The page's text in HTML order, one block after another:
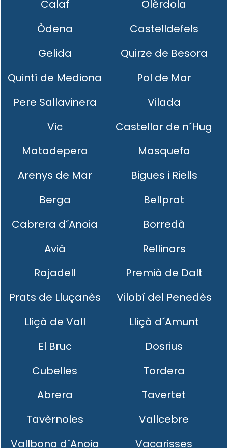
Calaf
Olèrdola
Òdena
Castelldefels
Gelida
Quirze de Besora
Quintí de Mediona
Pol de Mar
Pere Sallavinera
Vilada
Vic
Castellar de n´Hug
Matadepera
Masquefa
Arenys de Mar
Bigues i Riells
Berga
Bellprat
Cabrera d´Anoia
Borredà
Avià
Rellinars
Rajadell
Premià de Dalt
Prats de Lluçanès
Vilobí del Penedès
Lliçà de Vall
Lliçà d´Amunt
El Bruc
Dosrius
Cubelles
Tordera
Abrera
Tavertet
Tavèrnoles
Vallcebre
Vallbona d´Anoia
Vacarisses